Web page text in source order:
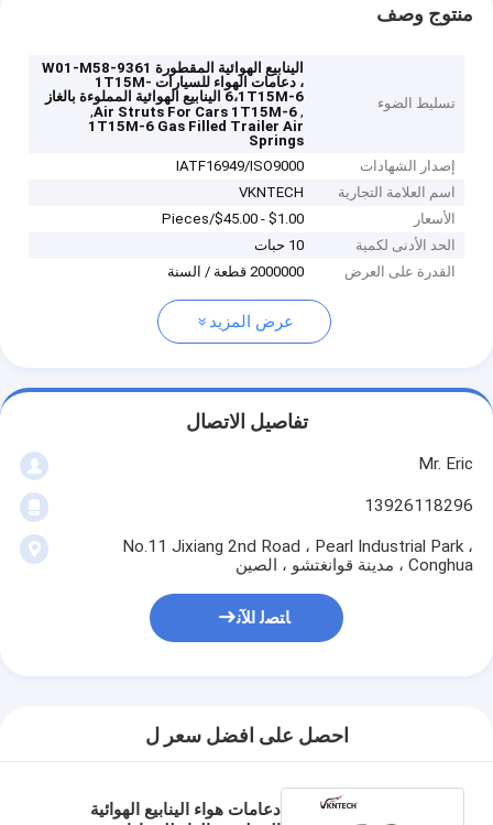
منتوج وصف
تسليط الضوء
الينابيع الهوائية المقطورة W01-M58-9361
، دعامات الهواء للسيارات 1T15M-
6،1T15M-6 الينابيع الهوائية المملوءة بالغاز
,
Air Struts For Cars 1T15M-6
,
1T15M-6 Gas Filled Trailer Air
Springs
إصدار الشهادات
IATF16949/ISO9000
اسم العلامة التجارية
VKNTECH
الأسعار
$1.00 - $45.00/Pieces
الحد الأدنى لكمية
10 حبات
القدرة على العرض
2000000 قطعة / السنة
عرض المزيد
تفاصيل الاتصال
Mr. Eric
13926118296
No.11 Jixiang 2nd Road ، Pearl Industrial Park ،
Conghua ، مدينة قوانغتشو ، الصين
ﺎﺘﺼﻟ ﺍﻶﻧ
احصل على افضل سعر ل
دعامات هواء الينابيع الهوائية